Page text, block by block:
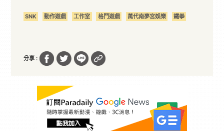
SNK 動作遊戲 工作室 格鬥遊戲 萬代南夢宮娛樂 鐵拳
分享 :